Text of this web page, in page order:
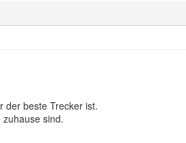
der beste Trecker ist.
sind.